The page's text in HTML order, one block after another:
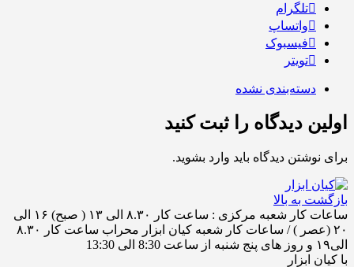
تلگرام
واتساپ
فیسبوک
تویتر
دسته‌بندی نشده
اولین دیدگاه را ثبت کنید
برای نوشتن دیدگاه باید وارد بشوید.
بازگشت به بالا
ساعات کار شعبه مرکزی : ساعت کار ۸.۳۰ الی ۱۳ ( صبح) ۱۶ الی
۲۰ (عصر ) / ساعات کار شعبه کیان ابزار محراب ساعت کار ۸.۳۰
الی۱۹ و روز های پنج شنبه از ساعت 8:30 الی 13:30
با کیان ابزار